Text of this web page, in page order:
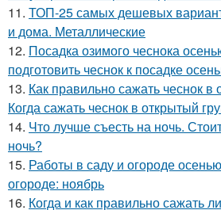
11. ТОП-25 самых дешевых
и дома. Металлические
12. Посадка озимого чеснока
подготовить чеснок к посадке
13. Как правильно сажать чеснок в
Когда сажать чеснок в открытый
14. Что лучше съесть на ночь.
ночь?
15. Работы в саду и огороде
огороде: ноябрь
16. Когда и как правильно сажать